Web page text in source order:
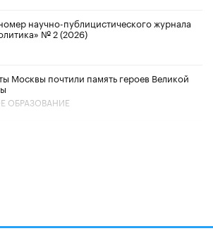
научно-публицистического журнала
№ 2 (2026)
Москвы почтили память героев Великой
ОБРАЗОВАНИЕ